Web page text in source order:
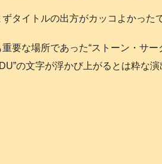
タイトルの出方がカッコよかった
要な場所であった“ストーン・サ
の文字が浮かび上がるとは粋な